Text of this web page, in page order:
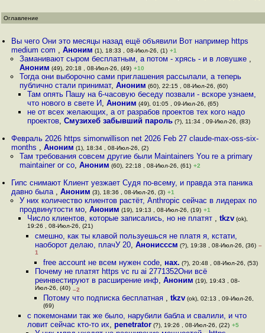
Оглавление
Вы чего Они это месяцы назад ещё объявили Вот например https
medium com ,Аноним (1), 18:33 , 08-Июл-26, (1) +1
Заманивают сыром бесплатным, а потом - хрясь - и в ловушке ,
Аноним (49), 20:18 , 08-Июл-26, (49) +10
Тогда они выборочно сами приглашения рассылали, а теперь
публично стали принимат, Аноним (60), 22:15 , 08-Июл-26, (60)
Там опять Пашу на 6-часовую беседу позвали - вскоре узнаем,
что нового в свете И, Аноним (49), 01:05 , 09-Июл-26, (65)
не от всех желающих, а от разрабов проектов тех кого надо
проектов, Смузихеб забывший пароль(?), 11:34 , 09-Июл-26, (83)
Февраль 2026 https simonwillison net 2026 Feb 27 claude-max-oss-six-
months ,Аноним (1), 18:34 , 08-Июл-26, (2)
Там требования совсем другие были Maintainers You re a primary
maintainer or co, Аноним (60), 22:18 , 08-Июл-26, (61) +2
Гипс снимают Клиент уезжает Судя по-всему, и правда эта паника
давно была ,Аноним (3), 18:36 , 08-Июл-26, (3) +1
У них количество клиентов растёт, Anthropic сейчас в лидерах по
продвинутости мо, Аноним (19), 19:13 , 08-Июл-26, (19) +1
Число клиентов, которые записались, но не платят , tkzv(ok),
19:26 , 08-Июл-26, (21)
смешно, как ты клавой пользуешься не платя я, кстати,
наоборот делаю, плачУ 20,Анонисссм (?), 19:38 , 08-Июл-26, (36) –
1
free account не всем нужен code, нах. (?), 20:48 , 08-Июл-26, (53)
Почему не платят https vc ru ai 2771352Они всё
реинвестируют в расширение инф,Аноним (19), 19:43 , 08-
Июл-26, (40) –2
Потому что подписка бесплатная , tkzv(ok), 02:13 , 09-Июл-26,
(69)
с покемонами так же было, нарубили бабла и свалили, и что
ловит сейчас кто-то их, penetrator(?), 19:26 , 08-Июл-26, (22) +5